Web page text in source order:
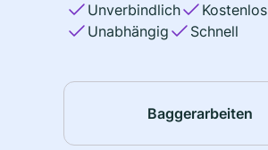
Unverbindlich
Kostenlos
Unabhängig
Schnell
Baggerarbeiten